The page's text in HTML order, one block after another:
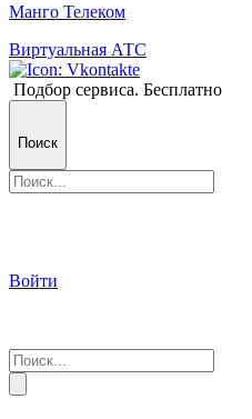
Манго Телеком
Виртуальная АТС
Подбор сервиса. Бесплатно
Поиск
Войти